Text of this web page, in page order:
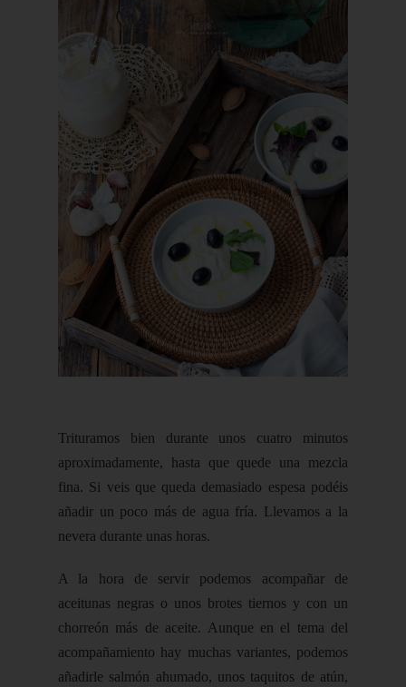
Trituramos bien durante unos cuatro minutos
aproximadamente, hasta que quede una mezcla
fina. Si veis que queda demasiado espesa podéis
añadir un poco más de agua fría. Llevamos a la
nevera durante unas horas.
A la hora de servir podemos acompañar de
aceitunas negras o unos brotes tiernos y con un
chorreón más de aceite. Aunque en el tema del
acompañamiento hay muchas variantes, podemos
añadirle salmón ahumado, unos taquitos de atún,